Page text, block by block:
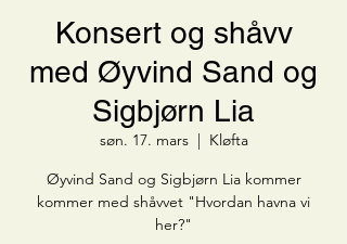
Konsert og shåvv
med Øyvind Sand og
Sigbjørn Lia
søn. 17. mars
  |
Kløfta
Øyvind Sand og Sigbjørn Lia kommer
kommer med shåvvet "Hvordan havna vi
her?"